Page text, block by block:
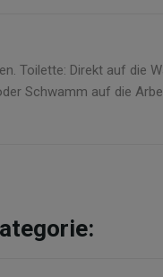
Toilette: Direkt auf
Schwamm auf die